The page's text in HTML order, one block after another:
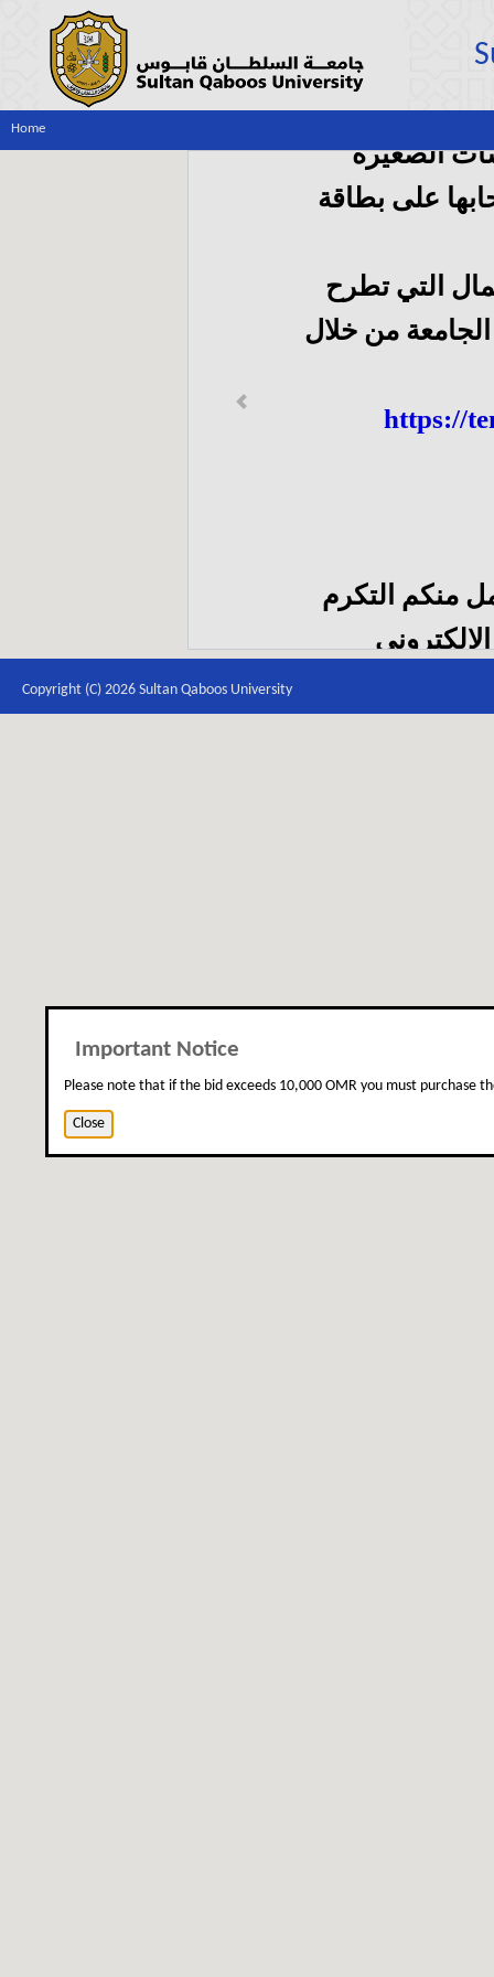
Home
الصغيرة
على بطاقة
التي تطرح
من خلال
https://
منكم التكرم
Previous
Important Notice
Please note that if the bid exceeds 10,000 OMR you must purchase
Close
Copyright (C) 2026 Sultan Qaboos University